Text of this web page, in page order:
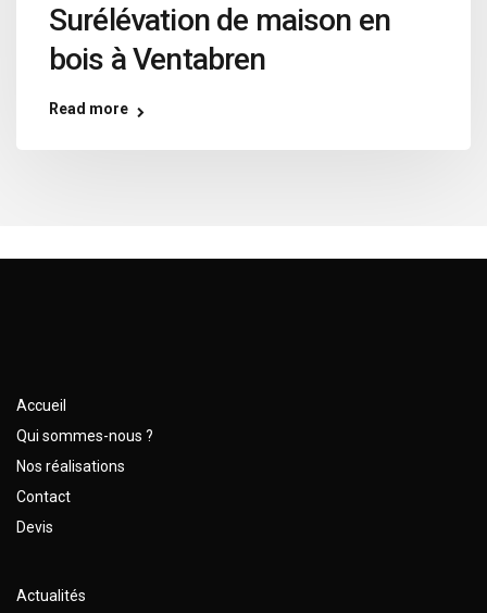
Surélévation de maison en
bois à Ventabren
Read more
Accueil
Qui sommes-nous ?
Nos réalisations
Contact
Devis
Actualités